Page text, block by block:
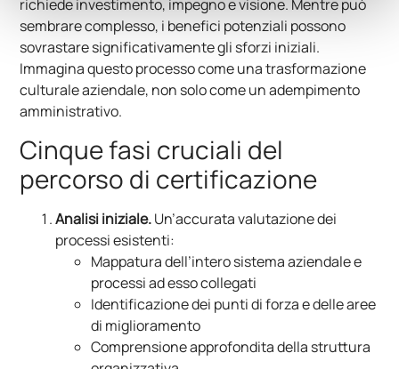
richiede investimento, impegno e visione. Mentre può
sembrare complesso, i benefici potenziali possono
sovrastare significativamente gli sforzi iniziali.
Immagina questo processo come una trasformazione
culturale aziendale, non solo come un adempimento
amministrativo.
Cinque fasi cruciali del
percorso di certificazione
Analisi iniziale.Un’accurata valutazione dei
processi esistenti:
Mappatura dell’intero sistema aziendale e
processi ad esso collegati
Identificazione dei punti di forza e delle aree
di miglioramento
Comprensione approfondita della struttura